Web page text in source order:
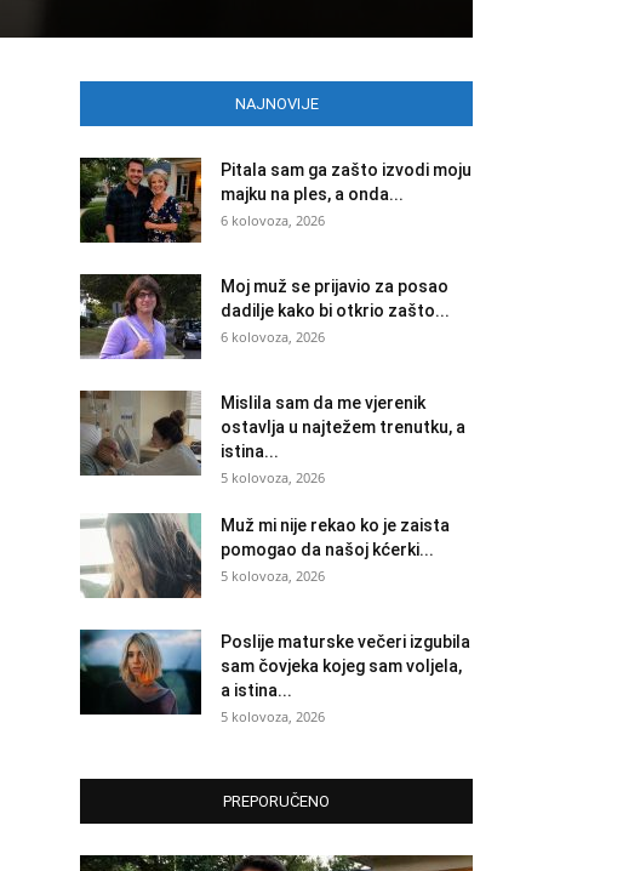
NAJNOVIJE
Pitala sam ga zašto izvodi moju
majku na ples, a onda...
6 kolovoza, 2026
Moj muž se prijavio za posao
dadilje kako bi otkrio zašto...
6 kolovoza, 2026
Mislila sam da me vjerenik
ostavlja u najtežem trenutku, a
istina...
5 kolovoza, 2026
Muž mi nije rekao ko je zaista
pomogao da našoj kćerki...
5 kolovoza, 2026
Poslije maturske večeri izgubila
sam čovjeka kojeg sam voljela,
a istina...
5 kolovoza, 2026
PREPORUČENO